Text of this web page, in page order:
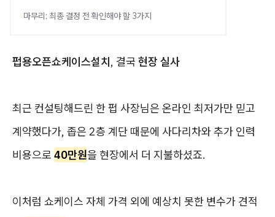
마무리: 최종 결정 전 확인해야 할 3가지
펍용오픈쇼케이스설치, 결국 현장 실사
최근 컨설팅해드린 한 펍 사장님은 온라인 최저가만 믿고
계약했다가, 좁은 2층 계단 때문에 사다리차와 추가 인력
비용으로 40만원을 현장에서 더 지불하셨죠.
이처럼 쇼케이스 자체 가격 외에 예상치 못한 변수가 견적